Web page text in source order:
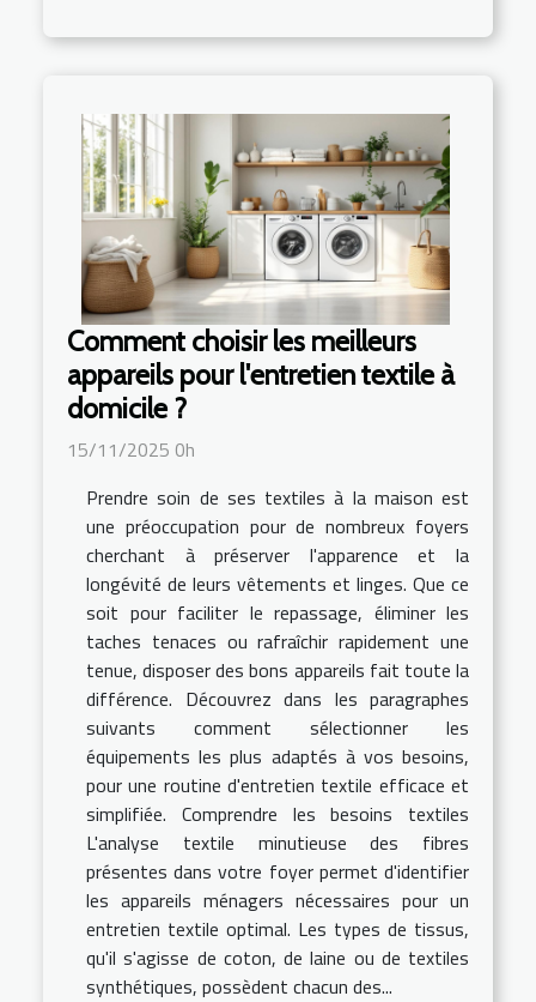
Comment choisir les meilleurs
appareils pour l'entretien textile à
domicile ?
15/11/2025 0h
Prendre soin de ses textiles à la maison est
une préoccupation pour de nombreux foyers
cherchant à préserver l'apparence et la
longévité de leurs vêtements et linges. Que ce
soit pour faciliter le repassage, éliminer les
taches tenaces ou rafraîchir rapidement une
tenue, disposer des bons appareils fait toute la
différence. Découvrez dans les paragraphes
suivants comment sélectionner les
équipements les plus adaptés à vos besoins,
pour une routine d'entretien textile efficace et
simplifiée. Comprendre les besoins textiles
L'analyse textile minutieuse des fibres
présentes dans votre foyer permet d'identifier
les appareils ménagers nécessaires pour un
entretien textile optimal. Les types de tissus,
qu'il s'agisse de coton, de laine ou de textiles
synthétiques, possèdent chacun des...